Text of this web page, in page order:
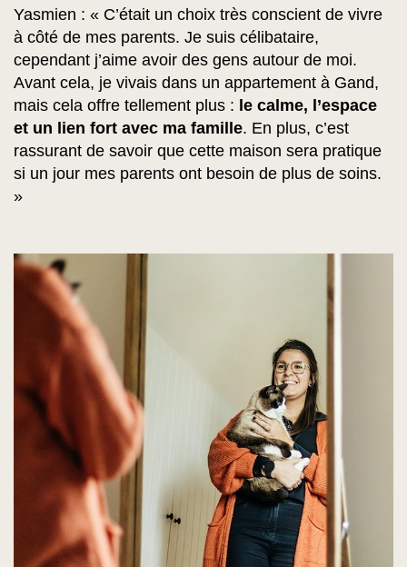
Yasmien : « C’était un choix très conscient de vivre
à côté de mes parents. Je suis célibataire,
cependant j’aime avoir des gens autour de moi.
Avant cela, je vivais dans un appartement à Gand,
mais cela offre tellement plus : le calme, l’espace
et un lien fort avec ma famille. En plus, c’est
rassurant de savoir que cette maison sera pratique
si un jour mes parents ont besoin de plus de soins.
»